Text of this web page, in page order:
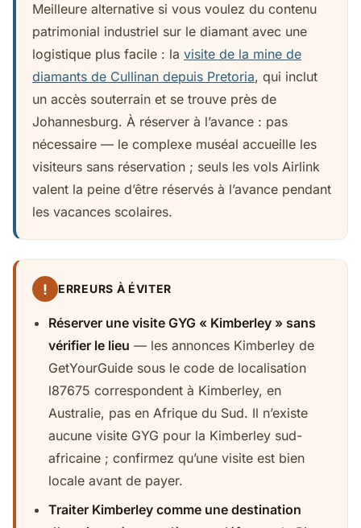
Meilleure alternative si vous voulez du contenu
patrimonial industriel sur le diamant avec une
logistique plus facile : la visite de la mine de
diamants de Cullinan depuis Pretoria, qui inclut
un accès souterrain et se trouve près de
Johannesburg. À réserver à l’avance : pas
nécessaire — le complexe muséal accueille les
visiteurs sans réservation ; seuls les vols Airlink
valent la peine d’être réservés à l’avance pendant
les vacances scolaires.
! ERREURS À ÉVITER
Réserver une visite GYG « Kimberley » sans
vérifier le lieu — les annonces Kimberley de
GetYourGuide sous le code de localisation
l87675 correspondent à Kimberley, en
Australie, pas en Afrique du Sud. Il n’existe
aucune visite GYG pour la Kimberley sud-
africaine ; confirmez qu’une visite est bien
locale avant de payer.
Traiter Kimberley comme une destination